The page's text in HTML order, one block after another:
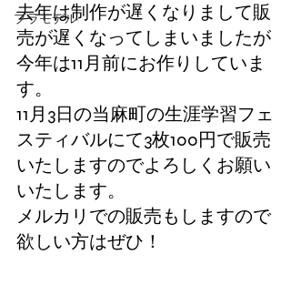
プラモデル
去年は制作が遅くなりまして販
売が遅くなってしまいましたが
今年は11月前にお作りしていま
す。
11月3日の当麻町の生涯学習フェ
スティバルにて3枚100円で販売
いたしますのでよろしくお願い
いたします。
メルカリでの販売もしますので
欲しい方はぜひ！